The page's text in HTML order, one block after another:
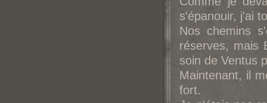
s'épanouir, j'ai
Nos chemins
réserves, mais
soin de Ventus
Maintenant, il
fort.